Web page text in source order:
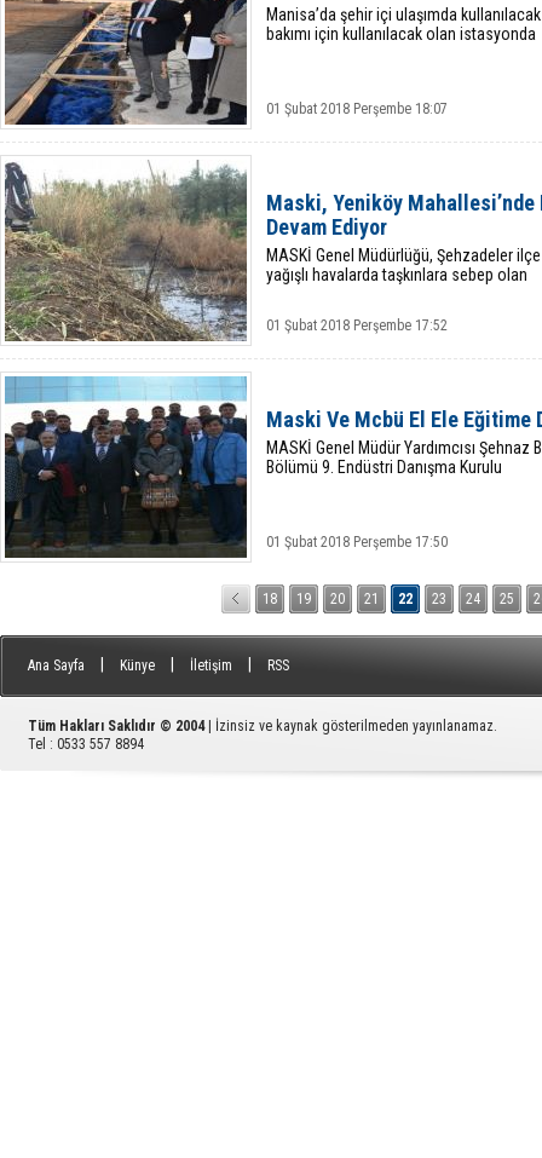
Manisa’da şehir içi ulaşımda
bakımı için kullanılacak olan istasyonda
01 Şubat 2018 Perşembe 18:07
Maski, Yeniköy Mahallesi’nde
Devam Ediyor
MASKİ Genel Müdürlüğü, Şehzadeler
yağışlı havalarda taşkınlara sebep olan
01 Şubat 2018 Perşembe 17:52
Maski Ve Mcbü El Ele Eğitime
MASKİ Genel Müdür Yardımcısı
Bölümü 9. Endüstri Danışma Kurulu
01 Şubat 2018 Perşembe 17:50
18 19 20 21 22 23 24 25
Ana Sayfa Künye İletişim RSS
Tüm Hakları Saklıdır © 2004
| İzinsiz ve kaynak gösterilmeden yayınlanamaz.
Tel : 0533 557 8894